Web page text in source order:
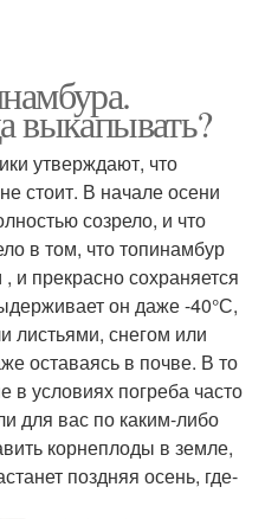
выкапывать?
утверждают, что
стоит. В начале осени
созрело, и что
в том, что топинамбур
и прекрасно сохраняется
он даже -40°С,
листьями, снегом или
оставаясь в почве. В то
в условиях погреба часто
для вас по каким-либо
корнеплоды в земле,
поздняя осень, где-